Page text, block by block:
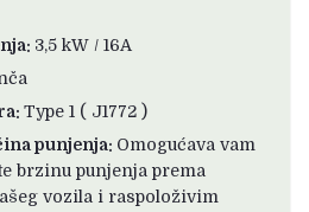
3,5 kW / 16A
Type 1 ( J1772 )
punjenja: Omogućava vam
brzinu punjenja prema
vozila i raspoloživim